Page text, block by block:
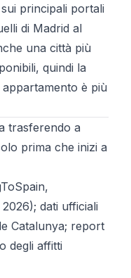
principali portali
di Madrid al
una città più
quindi la
è più
trasferendo a
prima che inizi a
,
dati ufficiali
Catalunya; report
degli affitti